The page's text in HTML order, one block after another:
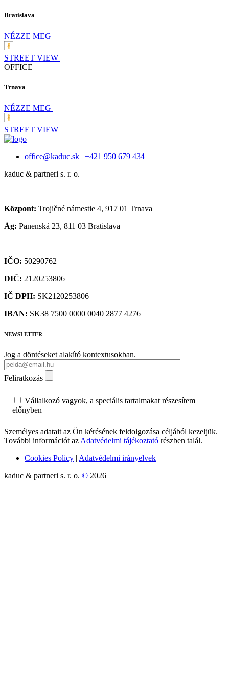
Bratislava
NÉZZE MEG
STREET VIEW
OFFICE
Trnava
NÉZZE MEG
STREET VIEW
office@kaduc.sk | +421 950 679 434
kaduc & partneri s. r. o.
Központ: Trojičné námestie 4, 917 01 Trnava
Ág: Panenská 23, 811 03 Bratislava
IČO: 50290762
DIČ: 2120253806
IČ DPH: SK2120253806
IBAN: SK38 7500 0000 0040 2877 4276
NEWSLETTER
Jog a döntéseket alakító kontextusokban.
Feliratkozás
Vállalkozó vagyok, a speciális tartalmakat részesítem
előnyben
Személyes adatait az Ön kérésének feldolgozása céljából kezeljük.
További információt az Adatvédelmi tájékoztató részben talál.
Cookies Policy | Adatvédelmi irányelvek
kaduc & partneri s. r. o. © 2026